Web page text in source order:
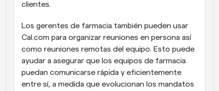
clientes.
Los gerentes de farmacia también pueden usar
Cal.com para organizar reuniones en persona así
como reuniones remotas del equipo. Esto puede
ayudar a asegurar que los equipos de farmacia
puedan comunicarse rápida y eficientemente
entre sí, a medida que evolucionan los mandatos